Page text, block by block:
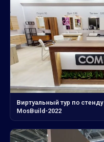
Виртуальный тур по
MosBuild-2022